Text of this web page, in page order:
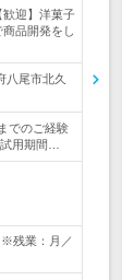
歓迎】洋菓子
品開発をし
尾市北久
でのご経験
用期間…
※残業：月／